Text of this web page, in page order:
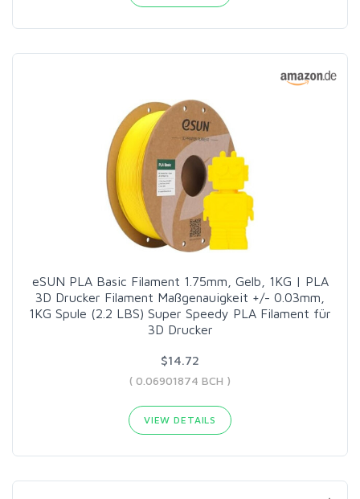
eSUN PLA Basic Filament 1.75mm, Gelb, 1KG | PLA
3D Drucker Filament Maßgenauigkeit +/- 0.03mm,
1KG Spule (2.2 LBS) Super Speedy PLA Filament für
3D Drucker
$14.72
( 0.06901874 BCH )
VIEW DETAILS